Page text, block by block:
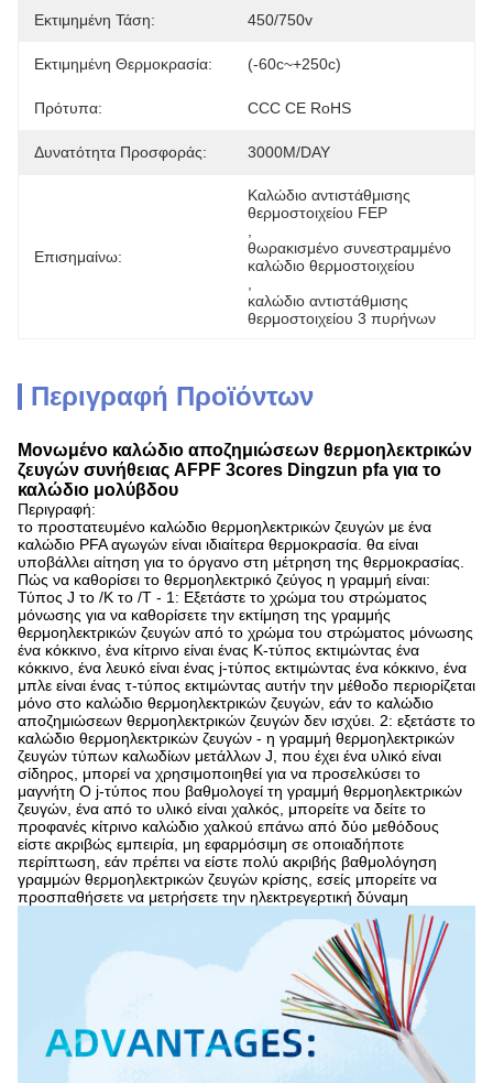
Εκτιμημένη Τάση: 450/750v
Εκτιμημένη Θερμοκρασία: (-60c~+250c)
Πρότυπα: CCC CE RoHS
Δυνατότητα Προσφοράς: 3000M/DAY
Επισημαίνω:
Καλώδιο αντιστάθμισης
θερμοστοιχείου FEP
θωρακισμένο συνεστραμμένο
καλώδιο θερμοστοιχείου
καλώδιο αντιστάθμισης
θερμοστοιχείου 3 πυρήνων
Περιγραφή Προϊόντων
Μονωμένο καλώδιο αποζημιώσεων θερμοηλεκτρικών
ζευγών συνήθειας AFPF 3cores Dingzun pfa για το
καλώδιο μολύβδου
Περιγραφή:
το προστατευμένο καλώδιο θερμοηλεκτρικών ζευγών με ένα
καλώδιο PFA αγωγών είναι ιδιαίτερα θερμοκρασία. θα είναι
υποβάλλει αίτηση για το όργανο στη μέτρηση της θερμοκρασίας.
Πώς να καθορίσει το θερμοηλεκτρικό ζεύγος η γραμμή είναι:
Τύπος J το /K το /T - 1: Εξετάστε το χρώμα του στρώματος
μόνωσης για να καθορίσετε την εκτίμηση της γραμμής
θερμοηλεκτρικών ζευγών από το χρώμα του στρώματος μόνωσης
ένα κόκκινο, ένα κίτρινο είναι ένας Κ-τύπος εκτιμώντας ένα
κόκκινο, ένα λευκό είναι ένας j-τύπος εκτιμώντας ένα κόκκινο, ένα
μπλε είναι ένας τ-τύπος εκτιμώντας αυτήν την μέθοδο περιορίζεται
μόνο στο καλώδιο θερμοηλεκτρικών ζευγών, εάν το καλώδιο
αποζημιώσεων θερμοηλεκτρικών ζευγών δεν ισχύει. 2: εξετάστε το
καλώδιο θερμοηλεκτρικών ζευγών - η γραμμή θερμοηλεκτρικών
ζευγών τύπων καλωδίων μετάλλων J, που έχει ένα υλικό είναι
σίδηρος, μπορεί να χρησιμοποιηθεί για να προσελκύσει το
μαγνήτη Ο j-τύπος που βαθμολογεί τη γραμμή θερμοηλεκτρικών
ζευγών, ένα από το υλικό είναι χαλκός, μπορείτε να δείτε το
προφανές κίτρινο καλώδιο χαλκού επάνω από δύο μεθόδους
είστε ακριβώς εμπειρία, μη εφαρμόσιμη σε οποιαδήποτε
περίπτωση, εάν πρέπει να είστε πολύ ακριβής βαθμολόγηση
γραμμών θερμοηλεκτρικών ζευγών κρίσης, εσείς μπορείτε να
προσπαθήσετε να μετρήσετε την ηλεκτρεγερτική δύναμη